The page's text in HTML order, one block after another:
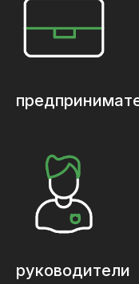
руководители